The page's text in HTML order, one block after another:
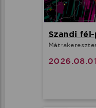
Szandi